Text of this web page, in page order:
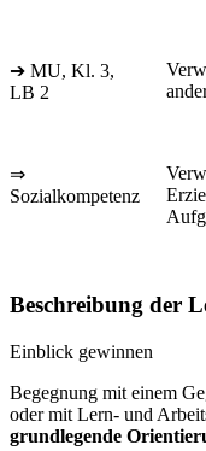
➔ MU, Kl. 3,
LB 2
⇒
Sozialkompetenz
Beschreibung der
Einblick gewinnen
Begegnung mit einem
oder mit Lern- und
grundlegende